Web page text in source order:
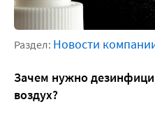
Раздел: Новости
Зачем нужно
воздух?